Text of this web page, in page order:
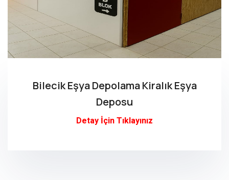
Bilecik Eşya Depolama Kiralık Eşya
Deposu
Detay İçin Tıklayınız